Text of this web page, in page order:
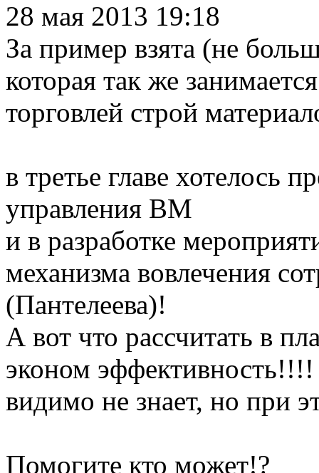
28 мая 2013 19:18
За пример взята (не
которая так же
торговлей строй
в третье главе хотелось
управления ВМ
и в разработке
механизма вовлечения
(Пантелеева)!
А вот что рассчитать в
эконом
видимо не знает, но при
Помогите кто может!?